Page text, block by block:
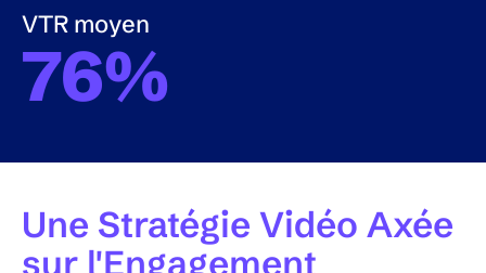
VTR moyen
76%
Une Stratégie Vidéo Axée
sur l'Engagement